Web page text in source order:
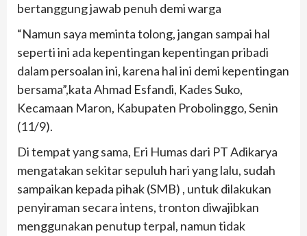
bertanggung jawab penuh demi warga
“Namun saya meminta tolong, jangan sampai hal
seperti ini ada kepentingan kepentingan pribadi
dalam persoalan ini, karena hal ini demi kepentingan
bersama”,kata Ahmad Esfandi, Kades Suko,
Kecamaan Maron, Kabupaten Probolinggo, Senin
(11/9).
Di tempat yang sama, Eri Humas dari PT Adikarya
mengatakan sekitar sepuluh hari yang lalu, sudah
sampaikan kepada pihak (SMB) , untuk dilakukan
penyiraman secara intens, tronton diwajibkan
menggunakan penutup terpal, namun tidak